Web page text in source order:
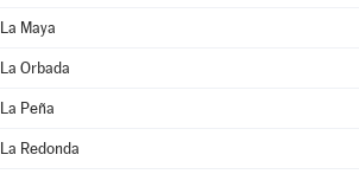
La Maya
La Orbada
La Peña
La Redonda